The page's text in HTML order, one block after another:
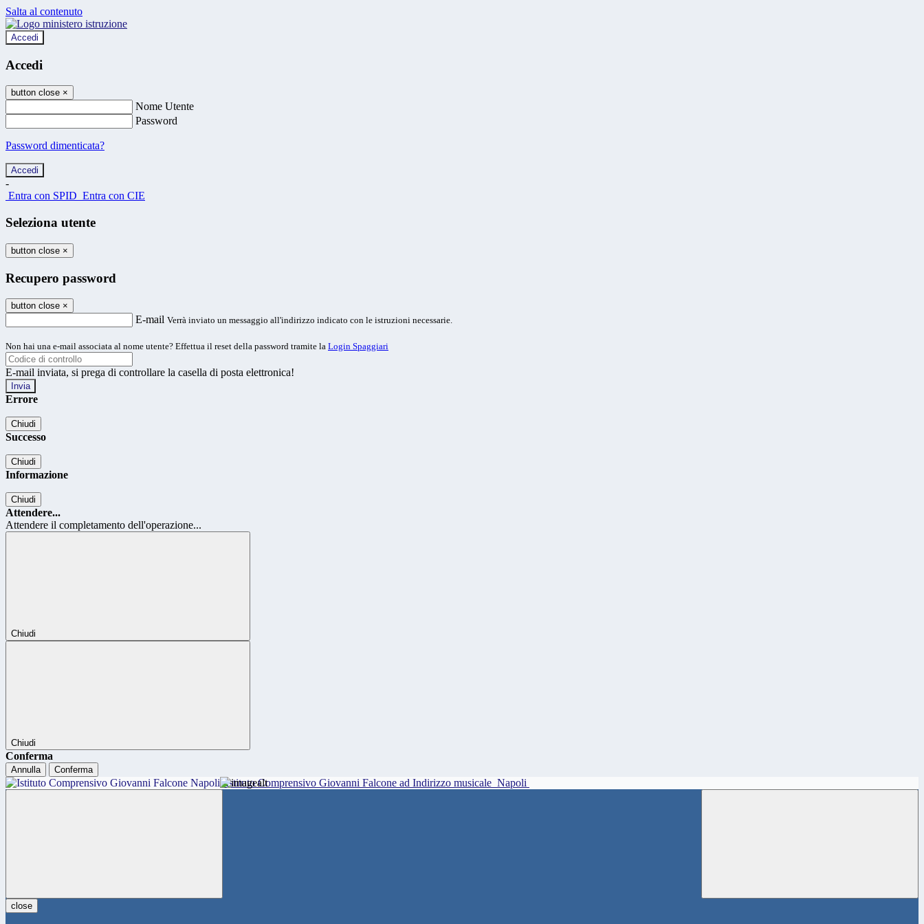
Salta al contenuto
Accedi
Accedi
button close ×
Nome Utente
Password
Password dimenticata?
-
Entra con SPID Entra con CIE
Seleziona utente
button close ×
Recupero password
button close ×
E-mail Verrà inviato un messaggio all'indirizzo indicato con le istruzioni necessarie.
Non hai una e-mail associata al nome utente? Effettua il reset della password tramite la Login Spaggiari
E-mail inviata, si prega di controllare la casella di posta elettronica!
Errore
Chiudi
Successo
Chiudi
Informazione
Chiudi
Attendere...
Attendere il completamento dell'operazione...
Chiudi
Chiudi
Conferma
Annulla Conferma
Istituto Comprensivo Giovanni Falcone ad Indirizzo musicale Napoli
close